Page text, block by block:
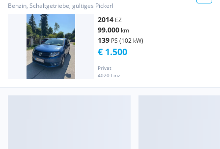
Benzin, Schaltgetriebe, gültiges Pickerl
2014 EZ
99.000 km
139 PS (102 kW)
Privat
4020 Linz
€ 1.500